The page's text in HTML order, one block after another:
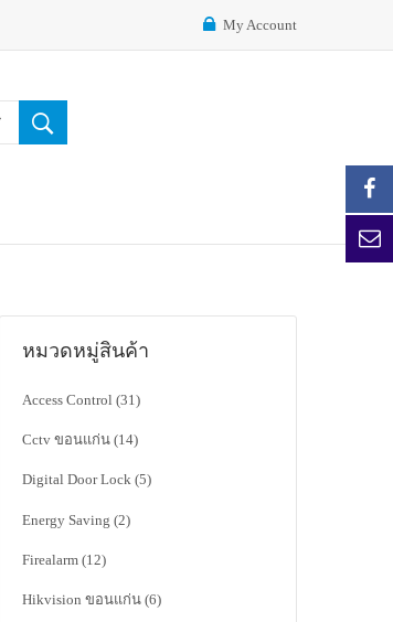
My Account
หมวดหมู่สินค้า
Access Control (31)
Cctv ขอนแก่น (14)
Digital Door Lock (5)
Energy Saving (2)
Firealarm (12)
Hikvision ขอนแก่น (6)